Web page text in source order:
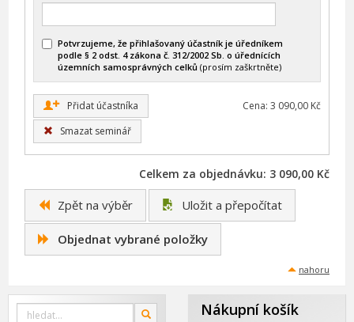
Potvrzujeme, že přihlašovaný účastník je úředníkem
podle § 2 odst. 4 zákona č. 312/2002 Sb. o úřednících
územních samosprávných celků (prosím zaškrtněte)
Cena: 3 090,00 Kč
+
Přidat účastníka
Smazat seminář
Celkem za objednávku: 3 090,00 Kč
Zpět na výběr Uložit a přepočítat
Objednat vybrané položky
nahoru
Vyhledat
OK Nákupní košík